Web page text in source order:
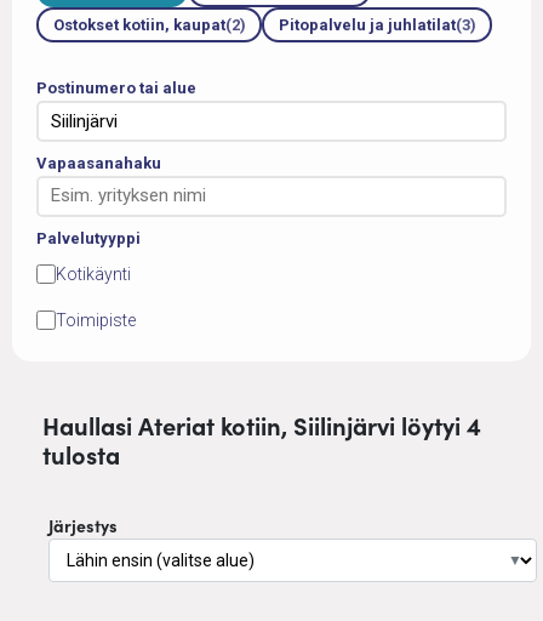
Ostokset kotiin, kaupat(2) Pitopalvelu ja juhlatilat(3)
Postinumero tai alue
Vapaasanahaku
Palvelutyyppi
Kotikäynti
Toimipiste
Haullasi Ateriat kotiin, Siilinjärvi löytyi 4
tulosta
Järjestys
▼